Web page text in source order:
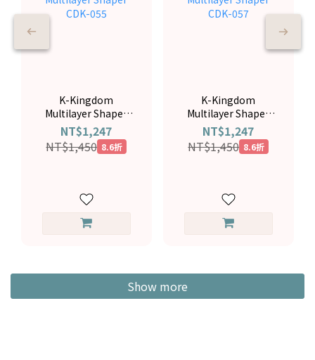
K-Kingdom
Multilayer Shaper
CDK-055
NT$1,247
NT$1,450 8.6折
K-Kingdom
Multilayer Shaper
CDK-057
NT$1,247
NT$1,450 8.6折
Show more